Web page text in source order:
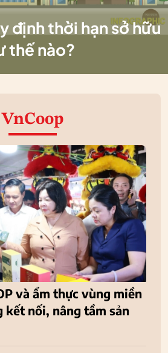
định thời hạn sở hữu
thế nào?
VnCoop
và ẩm thực vùng miền
kết nối, nâng tầm sản